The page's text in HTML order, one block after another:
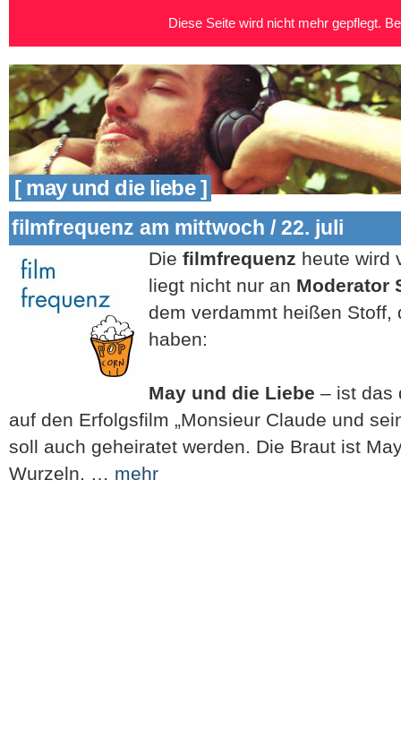
[ may und die liebe ]
filmfrequenz am mittwoch / 22. juli
Die filmfrequenz heute wird
liegt nicht nur an Moderator
dem verdammt heißen Stoff,
haben:
May und die Liebe – ist das
auf den Erfolgsfilm „Monsieur Claude und
soll auch geheiratet werden. Die Braut ist
Wurzeln. … mehr
Diese Seite wird nicht mehr gepflegt.